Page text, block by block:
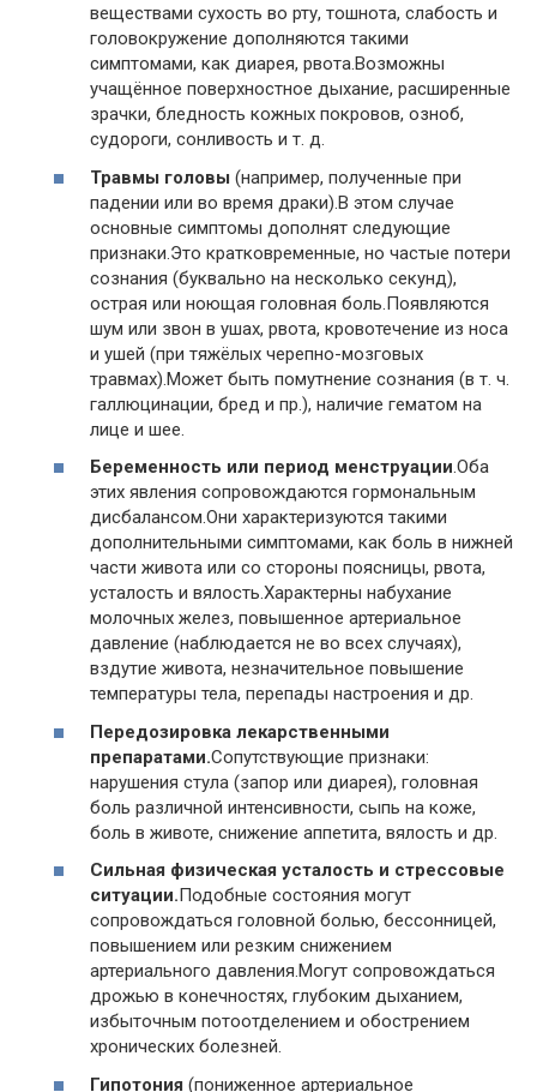
веществами сухость во рту, тошнота, слабость и
головокружение дополняются такими
симптомами, как диарея, рвота.Возможны
учащённое поверхностное дыхание, расширенные
зрачки, бледность кожных покровов, озноб,
судороги, сонливость и т. д.
Травмы головы (например, полученные при
падении или во время драки).В этом случае
основные симптомы дополнят следующие
признаки.Это кратковременные, но частые потери
сознания (буквально на несколько секунд),
острая или ноющая головная боль.Появляются
шум или звон в ушах, рвота, кровотечение из носа
и ушей (при тяжёлых черепно-мозговых
травмах).Может быть помутнение сознания (в т. ч.
галлюцинации, бред и пр.), наличие гематом на
лице и шее.
Беременность или период менструации.Оба
этих явления сопровождаются гормональным
дисбалансом.Они характеризуются такими
дополнительными симптомами, как боль в нижней
части живота или со стороны поясницы, рвота,
усталость и вялость.Характерны набухание
молочных желез, повышенное артериальное
давление (наблюдается не во всех случаях),
вздутие живота, незначительное повышение
температуры тела, перепады настроения и др.
Передозировка лекарственными
препаратами.Сопутствующие признаки:
нарушения стула (запор или диарея), головная
боль различной интенсивности, сыпь на коже,
боль в животе, снижение аппетита, вялость и др.
Сильная физическая усталость и стрессовые
ситуации.Подобные состояния могут
сопровождаться головной болью, бессонницей,
повышением или резким снижением
артериального давления.Могут сопровождаться
дрожью в конечностях, глубоким дыханием,
избыточным потоотделением и обострением
хронических болезней.
Гипотония (пониженное артериальное